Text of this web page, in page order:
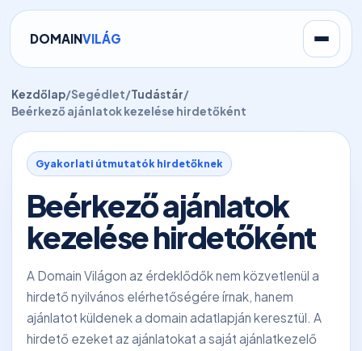
DOMAINVILÁG
Kezdőlap/Segédlet/Tudástár/
Beérkező ajánlatok kezelése hirdetőként
Gyakorlati útmutatók hirdetőknek
Beérkező ajánlatok
kezelése hirdetőként
A Domain Világon az érdeklődők nem közvetlenül a
hirdető nyilvános elérhetőségére írnak, hanem
ajánlatot küldenek a domain adatlapján keresztül. A
hirdető ezeket az ajánlatokat a saját ajánlatkezelő